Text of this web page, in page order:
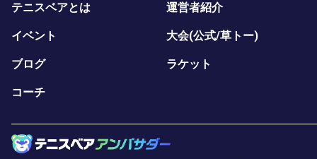
テニスベアとは 運営者紹介
イベント 大会(公式/草トー)
ブログ ラケット
コーチ